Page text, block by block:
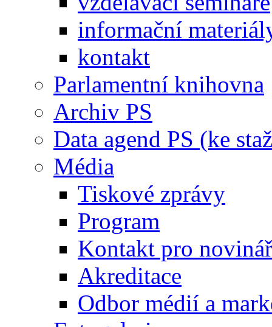
informační
kontakt
Parlamentní knihovna
Archiv PS
Data agend PS (ke
Média
Tiskové zprávy
Program
Kontakt pro
Akreditace
Odbor médií a